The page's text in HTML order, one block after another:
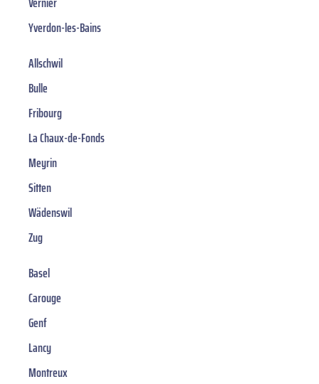
Yverdon-les-Bains
Allschwil
Bulle
Fribourg
La Chaux-de-Fonds
Meyrin
Sitten
Wädenswil
Zug
Basel
Carouge
Genf
Lancy
Montreux